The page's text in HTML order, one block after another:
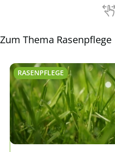
Zum Thema Rasenpflege
RASENPFLEGE